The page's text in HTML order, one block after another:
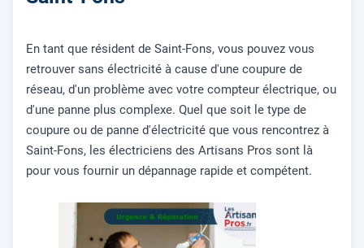
En tant que résident de Saint-Fons, vous pouvez vous
retrouver sans électricité à cause d'une coupure de
réseau, d'un problème avec votre compteur électrique, ou
d'une panne plus complexe. Quel que soit le type de
coupure ou de panne d'électricité que vous rencontrez à
Saint-Fons, les électriciens des Artisans Pros sont là
pour vous fournir un dépannage rapide et compétent.